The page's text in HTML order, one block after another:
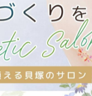
一覧に戻る
関連タグ